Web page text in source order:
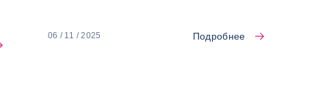
06 / 11 / 2025 Подробнее